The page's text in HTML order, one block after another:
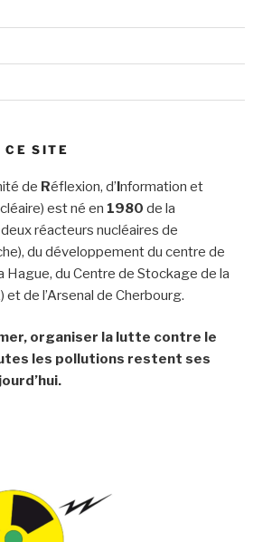
CE SITE
de Réflexion, d’Information et
est né en 1980 de la
réacteurs nucléaires de
du développement du centre de
Hague, du Centre de Stockage de la
et de l’Arsenal de Cherbourg.
organiser la lutte contre le
les pollutions restent ses